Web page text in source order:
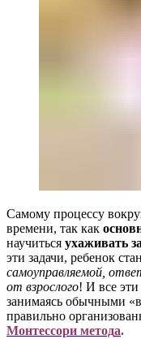
Самому процессу
времени, так как
научиться ухаживать
эти задачи, ребенок
самоуправляемой,
от взрослого! И все эти
занимаясь обычными
правильно
Монтессори метода.